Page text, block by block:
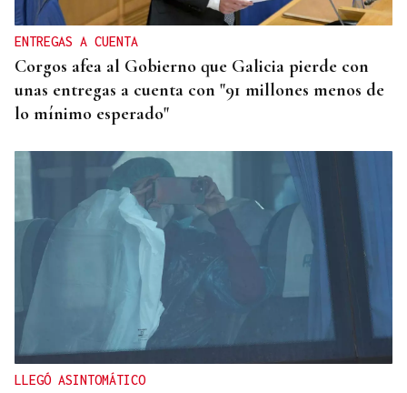
ENTREGAS A CUENTA
Corgos afea al Gobierno que Galicia pierde con
unas entregas a cuenta con "91 millones menos de
lo mínimo esperado"
LLEGÓ ASINTOMÁTICO